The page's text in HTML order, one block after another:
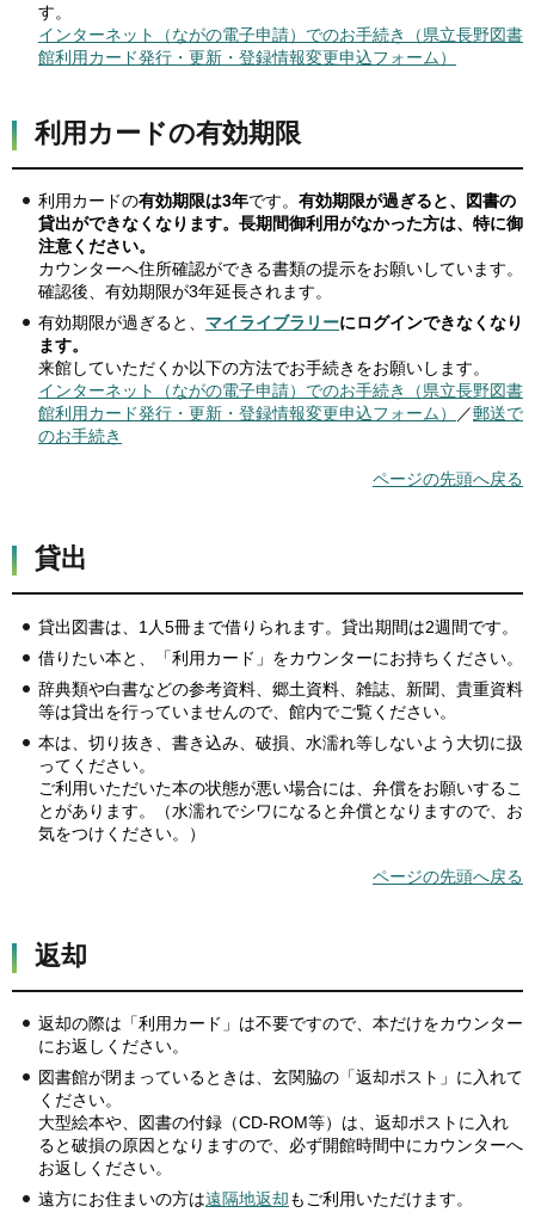
す。
インターネット（ながの電子申請）でのお手続き（県立長野図書
館利用カード発行・更新・登録情報変更申込フォーム）
利用カードの有効期限
利用カードの有効期限は3年です。 有効期限が過ぎると、図書の
貸出ができなくなります。長期間御利用がなかった方は、特に御
注意ください。
カウンターへ住所確認ができる書類の提示をお願いしています。
確認後、有効期限が3年延長されます。
有効期限が過ぎると、 マイライブラリーにログインできなくなり
ます。
来館していただくか以下の方法でお手続きをお願いします。
インターネット（ながの電子申請）でのお手続き（県立長野図書
館利用カード発行・更新・登録情報変更申込フォーム）
／郵送で
のお手続き
ページの先頭へ戻る
貸出
貸出図書は、1人5冊まで借りられます。貸出期間は2週間です。
借りたい本と、「利用カード」をカウンターにお持ちください。
辞典類や白書などの参考資料、郷土資料、雑誌、新聞、貴重資料
等は貸出を行っていませんので、館内でご覧ください。
本は、切り抜き、書き込み、破損、水濡れ等しないよう大切に扱
ってください。
ご利用いただいた本の状態が悪い場合には、弁償をお願いするこ
とがあります。（水濡れでシワになると弁償となりますので、お
気をつけください。）
ページの先頭へ戻る
返却
返却の際は「利用カード」は不要ですので、本だけをカウンター
にお返しください。
図書館が閉まっているときは、玄関脇の「返却ポスト」に入れて
ください。
大型絵本や、図書の付録（CD-ROM等）は、返却ポストに入れ
ると破損の原因となりますので、必ず開館時間中にカウンターへ
お返しください。
遠方にお住まいの方は遠隔地返却もご利用いただけます。